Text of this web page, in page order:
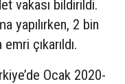
vakası bildirildi.
yapılırken, 2 bin
çıkarıldı.
Ocak 2020-